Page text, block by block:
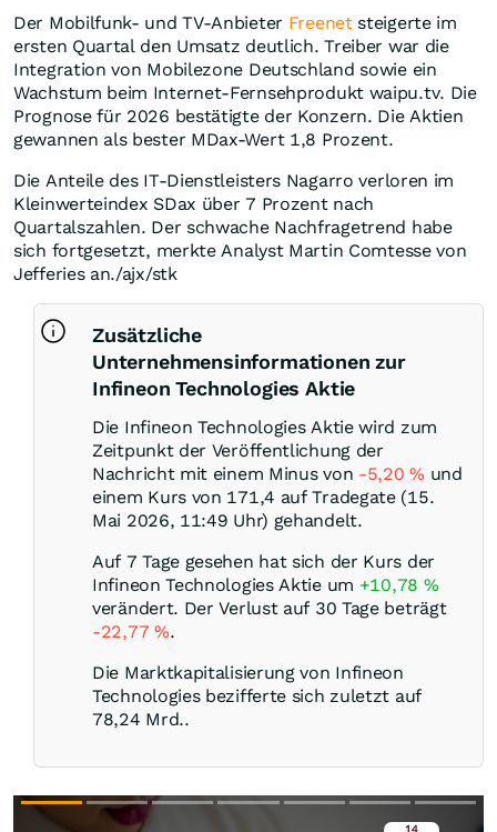
Der Mobilfunk- und TV-Anbieter Freenetsteigerte im
ersten Quartal den Umsatz deutlich. Treiber war die
Integration von Mobilezone Deutschland sowie ein
Wachstum beim Internet-Fernsehprodukt waipu.tv. Die
Prognose für 2026 bestätigte der Konzern. Die Aktien
gewannen als bester MDax-Wert 1,8 Prozent.
Die Anteile des IT-Dienstleisters Nagarro verloren im
Kleinwerteindex SDax über 7 Prozent nach
Quartalszahlen. Der schwache Nachfragetrend habe
sich fortgesetzt, merkte Analyst Martin Comtesse von
Jefferies an./ajx/stk
Zusätzliche
Unternehmensinformationen zur
Infineon Technologies Aktie
Die Infineon Technologies Aktie wird zum
Zeitpunkt der Veröffentlichung der
Nachricht mit einem Minus von -5,20% und
einem Kurs von 171,4 auf Tradegate (15.
Mai 2026, 11:49 Uhr) gehandelt.
Auf 7 Tage gesehen hat sich der Kurs der
Infineon Technologies Aktie um +10,78 %
verändert. Der Verlust auf 30 Tage beträgt
-22,77 %.
Die Marktkapitalisierung von Infineon
Technologies bezifferte sich zuletzt auf
78,24 Mrd..